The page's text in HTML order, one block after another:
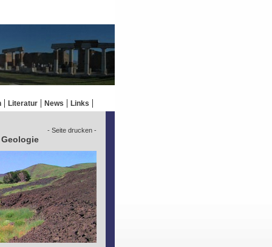
Literatur News Links
- Seite drucken -